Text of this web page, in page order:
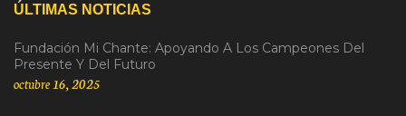
ÚLTIMAS NOTICIAS
Fundación Mi Chante: Apoyando A Los Campeones Del
Presente Y Del Futuro
octubre 16, 2025